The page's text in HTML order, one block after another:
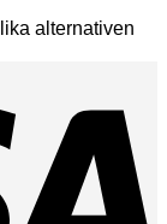
alternativen